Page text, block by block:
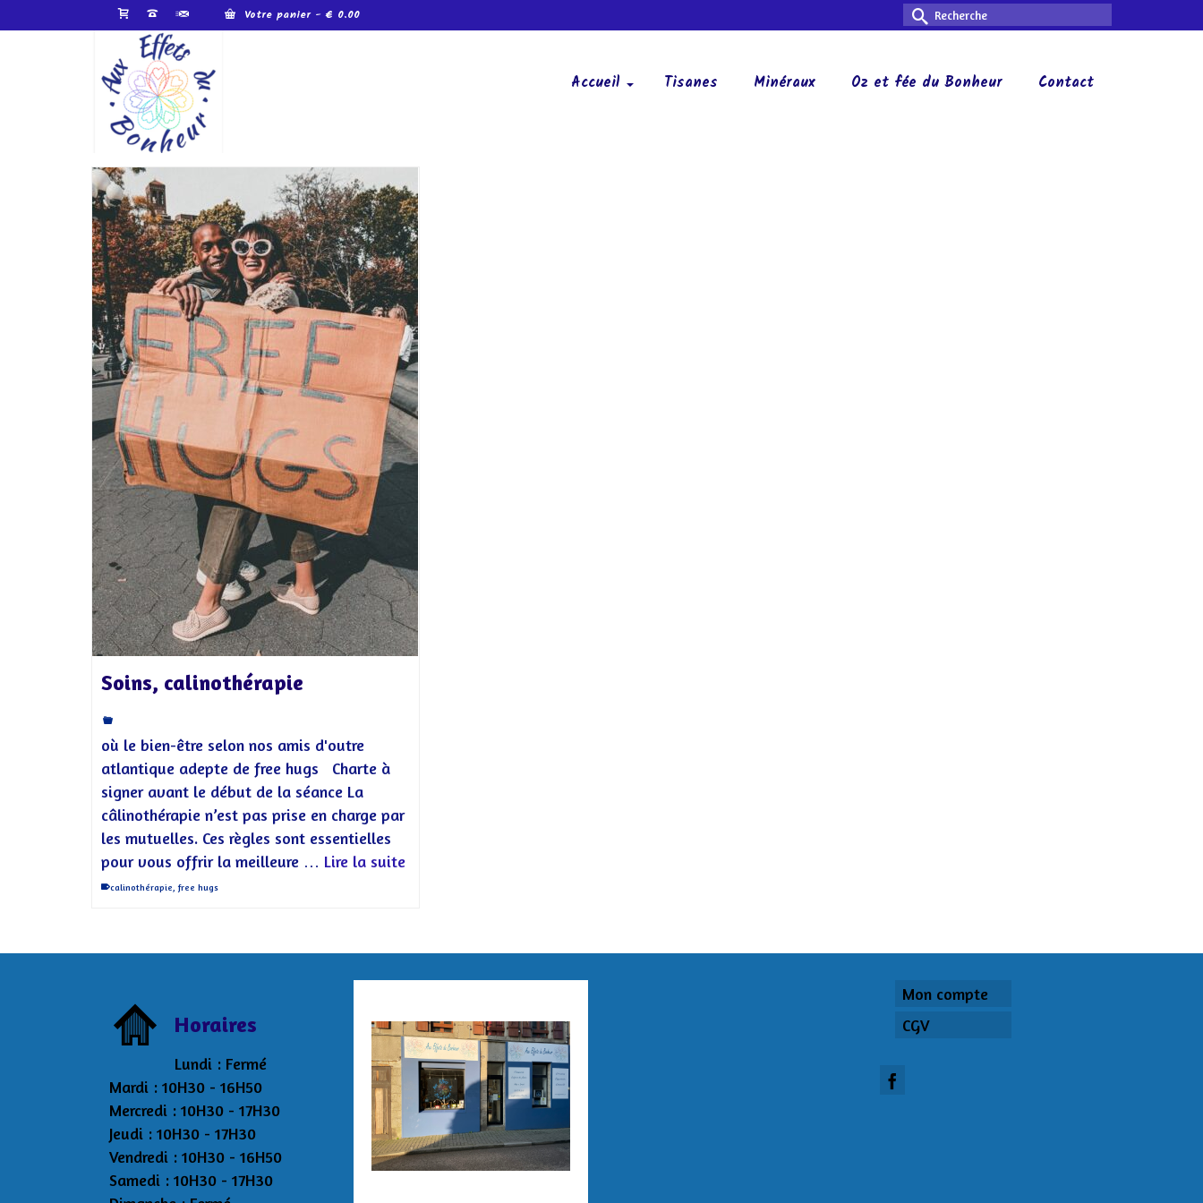
Votre panier - € 0.00 Rechercher :
Accueil Tisanes Minéraux Oz et fée du Bonheur Contact
Soins, calinothérapie
où le bien-être selon nos amis d'outre
atlantique adepte de free hugs Charte à
signer avant le début de la séance La
câlinothérapie n’est pas prise en charge par
les mutuelles. Ces règles sont essentielles
pour vous offrir la meilleure … Lire la suite
calinothérapie free hugs
Horaires
Lundi : Fermé
Mardi : 10H30 - 16H50
Mercredi : 10H30 - 17H30
Jeudi : 10H30 - 17H30
Vendredi : 10H30 - 16H50
Samedi : 10H30 - 17H30
Aux Effets du Bonheur
Laetitia Pertriaux 3 rue de
la Tour 29870 Lannilis
06/43/34/20/40
auxeffetsdubonheur@kmel.bzh
Mon compte
CGV